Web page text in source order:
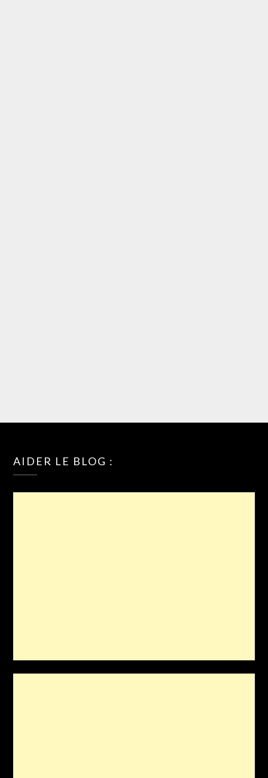
AIDER LE BLOG :